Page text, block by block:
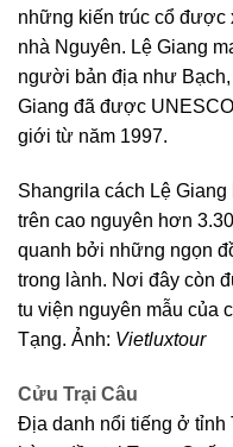
những kiến trúc cổ
nhà Nguyên. Lệ Giang
người bản địa như
Giang đã được
giới từ năm 1997.
Shangrila cách Lệ
trên cao nguyên hơn
quanh bởi những ngọn
trong lành. Nơi đây còn
tu viện nguyên mẫu của
Tạng. Ảnh: Vietluxtour
Cửu Trại Câu
Địa danh nổi tiếng ở tỉnh